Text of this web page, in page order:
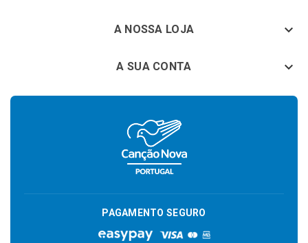
A NOSSA LOJA keyboard_arrow_down
A SUA CONTA 
PAGAMENTO SEGURO